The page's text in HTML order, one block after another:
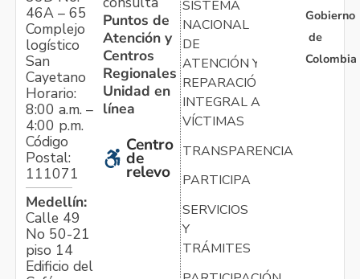
46A – 65
Complejo
logístico
San
Cayetano
Horario:
8:00 a.m. –
4:00 p.m.
Código
Postal:
111071
Medellín:
Calle 49
No 50-21
piso 14
Edificio del
Puntos de
Atención y
Centros
Regionales
Unidad en
línea
Centro
de
relevo
SISTEMA
NACIONAL
DE
ATENCIÓN Y
REPARACIÓN
INTEGRAL A
VÍCTIMAS
TRANSPARENCIA
PARTICIPA
SERVICIOS
Y
TRÁMITES
Gobierno
de
Colombia